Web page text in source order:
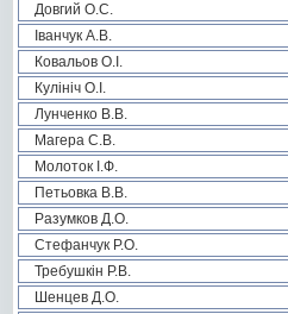
Довгий О.С.
Іванчук А.В.
Ковальов О.І.
Кулініч О.І.
Лунченко В.В.
Магера С.В.
Молоток І.Ф.
Петьовка В.В.
Разумков Д.О.
Стефанчук Р.О.
Требушкін Р.В.
Шенцев Д.О.